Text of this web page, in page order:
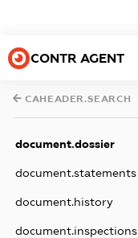
CONTR AGENT
CAHEADER.SEARCH
document.dossier
document.statements
document.history
document.inspections